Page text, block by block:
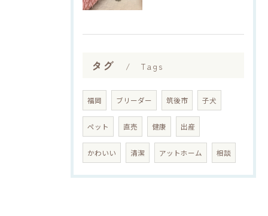
タグ Tags
福岡 ブリーダー 筑後市 子犬
ペット 直売 健康 出産
かわいい 清潔 アットホーム 相談